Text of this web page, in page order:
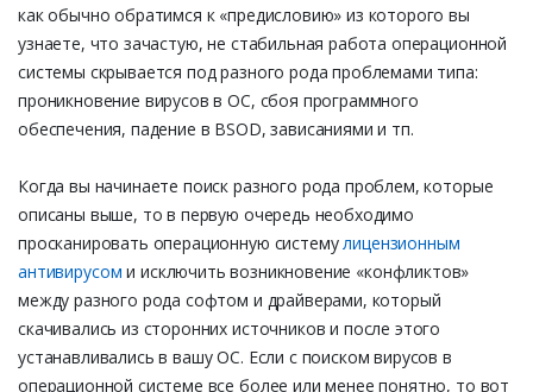
как обычно обратимся к «предисловию» из которого вы
узнаете, что зачастую, не стабильная работа операционной
системы скрывается под разного рода проблемами типа:
проникновение вирусов в ОС, сбоя программного
обеспечения, падение в BSOD, зависаниями и тп.
Когда вы начинаете поиск разного рода проблем, которые
описаны выше, то в первую очередь необходимо
просканировать операционную системулицензионным
антивирусом и исключить возникновение «конфликтов»
между разного рода софтом и драйверами, который
скачивались из сторонних источников и после этого
устанавливались в вашу ОС. Если с поиском вирусов в
операционной системе все более или менее понятно, то вот